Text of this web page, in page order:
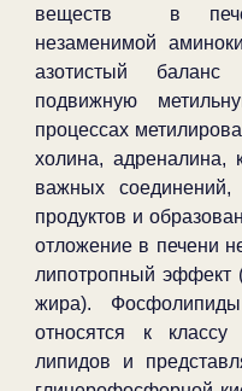
веществ в
незаменимой
азотистый
подвижную
процессах
холина, адреналина,
важных соединений,
продуктов и
отложение в печени
липотропный эффект
жира).
относятся к классу
липидов и